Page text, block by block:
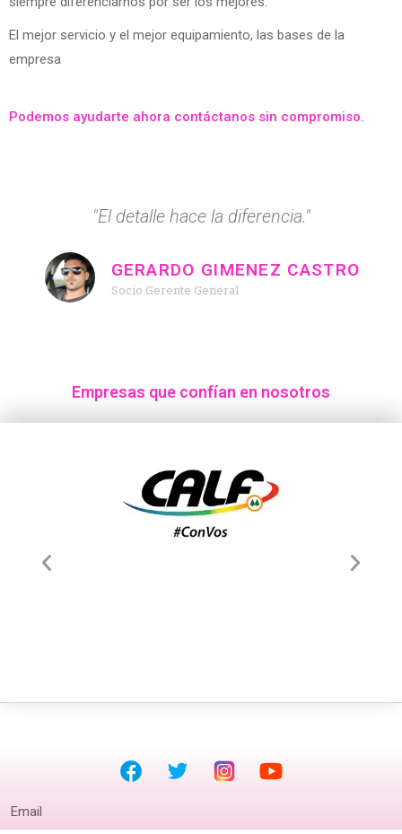
El mejor servicio y el mejor equipamiento, las bases de la
empresa
Podemos ayudarte ahora contáctanos sin compromiso.
"El detalle hace la diferencia."
GERARDO GIMENEZ CASTRO
Socio Gerente General
Empresas que confían en nosotros